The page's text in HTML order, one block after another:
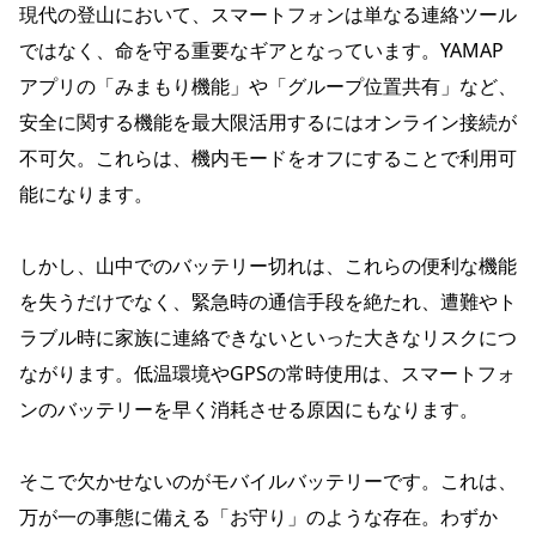
現代の登山において、スマートフォンは単なる連絡ツール
ではなく、命を守る重要なギアとなっています。YAMAP
アプリの「みまもり機能」や「グループ位置共有」など、
安全に関する機能を最大限活用するにはオンライン接続が
不可欠。これらは、機内モードをオフにすることで利用可
能になります。
しかし、山中でのバッテリー切れは、これらの便利な機能
を失うだけでなく、緊急時の通信手段を絶たれ、遭難やト
ラブル時に家族に連絡できないといった大きなリスクにつ
ながります。低温環境やGPSの常時使用は、スマートフォ
ンのバッテリーを早く消耗させる原因にもなります。
そこで欠かせないのがモバイルバッテリーです。これは、
万が一の事態に備える「お守り」のような存在。わずか